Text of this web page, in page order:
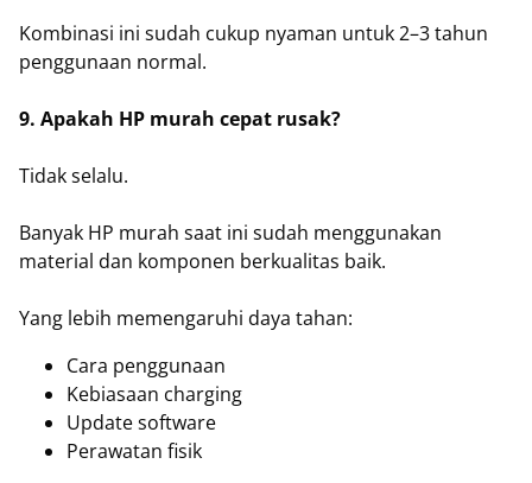
Kombinasi ini sudah cukup nyaman untuk 2–3 tahun
penggunaan normal.
9. Apakah HP murah cepat rusak?
Tidak selalu.
Banyak HP murah saat ini sudah menggunakan
material dan komponen berkualitas baik.
Yang lebih memengaruhi daya tahan:
Cara penggunaan
Kebiasaan charging
Update software
Perawatan fisik